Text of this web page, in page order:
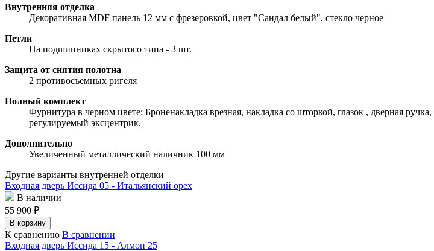
Внутренняя отделка
Декоративная MDF панель 12 мм с фрезеровкой, цвет "Сандал белый", стекло черное
Петли
На подшипниках скрытого типа - 3 шт.
Защита от снятия полотна
2 противосъемных ригеля
Полный комплект
Фурнитура в черном цвете: Броненакладка врезная, накладка со шторкой, глазок , дверная
регулируемый эксцентрик.
Дополнительно
Увеличенный металлический наличник 100 мм
Другие варианты внутренней отделки
Входная дверь Иссида 05 - Итальянский орех
В наличии
55 900 ₽
В корзину
К сравнению В сравнении
Входная дверь Иссида 15 - Алмон 25